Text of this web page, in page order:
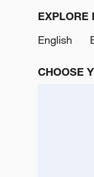
EXPLORE
English
CHOOSE